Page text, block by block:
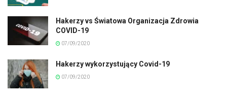
Hakerzy vs Światowa Organizacja Zdrowia
COVID-19
07/09/2020
Hakerzy wykorzystujący Covid-19
07/09/2020